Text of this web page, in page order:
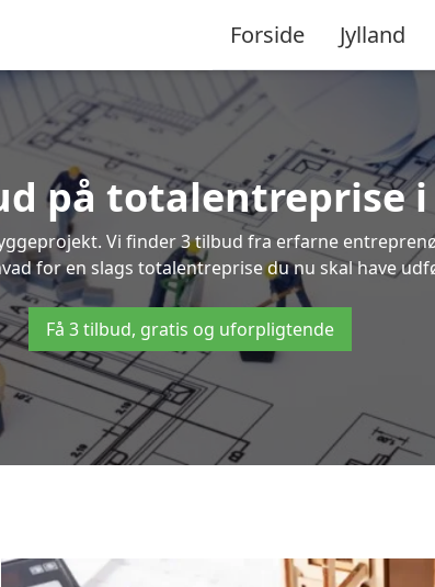
Forside Jylland
på totalentreprise
Vi finder 3 tilbud fra erfarne
for en slags totalentreprise du nu skal have
Få 3 tilbud, gratis og uforpligtende